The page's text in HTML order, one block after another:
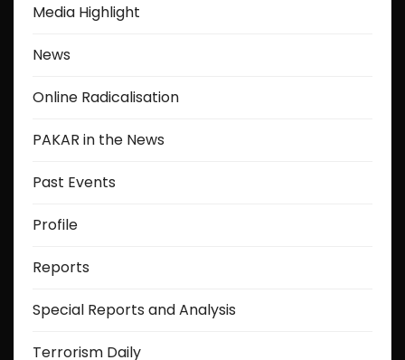
Media Highlight
News
Online Radicalisation
PAKAR in the News
Past Events
Profile
Reports
Special Reports and Analysis
Terrorism Daily